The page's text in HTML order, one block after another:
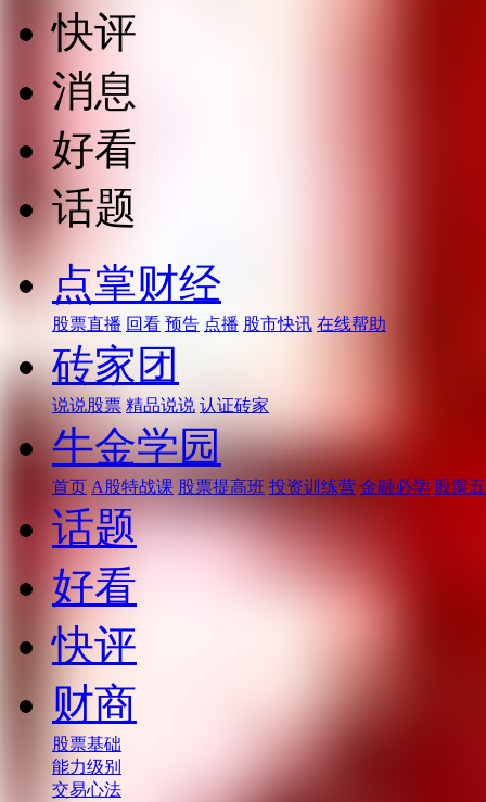
快评
消息
好看
话题
点掌财经
股票直播 回看 预告 点播 股市快讯 在线帮助
砖家团
说说股票 精品说说 认证砖家
牛金学园
首页 A股特战课 股票提高班 投资训练营 金融必学 股票
话题
好看
快评
财商
股票基础
能力级别
交易心法